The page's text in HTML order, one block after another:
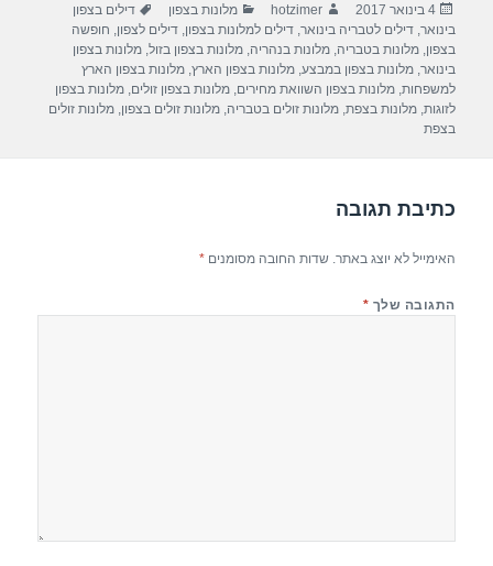
e
b
o
s
A
p
gr
a
m
e
פורסם
בתאריך
4 בינואר 2017 מחבר
hotzimer קטגוריות
מלונות בצפון תגיות
דילים בצפון
בינואר,דילים לטבריה בינואר,דילים למלונות בצפון,דילים לצפון, חופשה
בצפון,מלונות בטבריה,מלונות בנהריה,מלונות בצפון בזול,מלונות בצפון
בינואר,מלונות בצפון במבצע,מלונות בצפון הארץ,מלונות בצפון הארץ
למשפחות,מלונות בצפון השוואת מחירים,מלונות בצפון זולים,מלונות בצפון
לזוגות,מלונות בצפת,מלונות זולים בטבריה,מלונות זולים בצפון,מלונות זולים
בצפת
כתיבת תגובה
האימייל לא יוצג באתר. שדות החובה מסומנים*
התגובה שלך *